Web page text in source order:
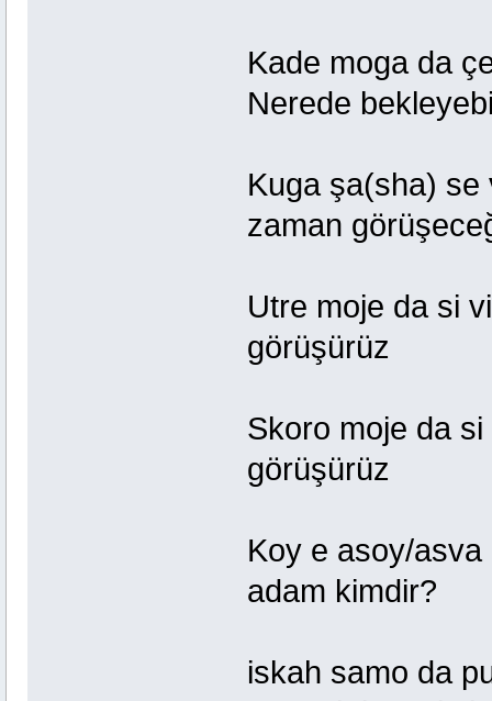
Kade moga
Nerede
Kuga
zaman
Utre moje da
görüşürüz
Skoro moje
görüşürüz
Koy e asoy/
adam kimdir?
iskah samo